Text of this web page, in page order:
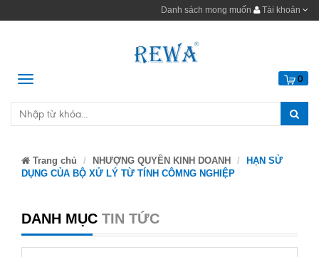
Danh sách mong muốn Tài khoản
Menu 0
Trang chủ NHƯỢNG QUYỀN KINH DOANH
HẠN SỬ
DỤNG CỦA BỘ XỬ LÝ TỪ TÍNH CÔMNG NGHIỆP
DANH MỤC TIN TỨC